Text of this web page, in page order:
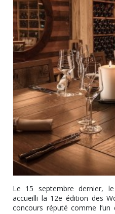
Le 15 septembre dernier,
accueilli la 12e édition des
concours réputé comme